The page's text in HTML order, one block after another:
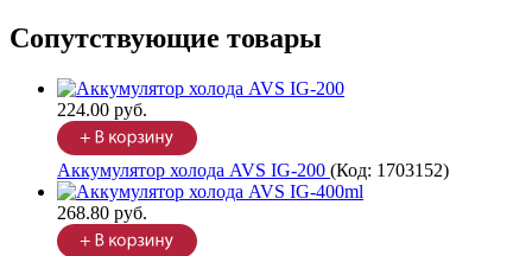
Сопутствующие товары
224.00 руб.
Аккумулятор холода AVS IG-200 (Код: 1703152)
268.80 руб.